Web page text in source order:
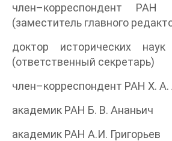
член–корреспондент
(заместитель главного
доктор исторических
(ответственный секретарь)
член–корреспондент РАН Х.
академик РАН Б. В. Ананьич
академик РАН A.И. Григорьев